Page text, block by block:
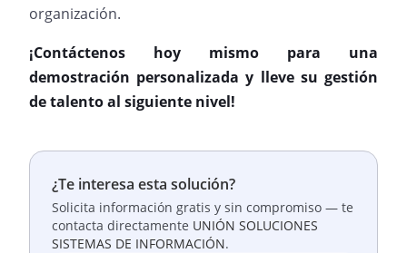
organización.
¡Contáctenos hoy mismo para una
demostración personalizada y lleve su gestión
de talento al siguiente nivel!
¿Te interesa esta solución?
Solicita información gratis y sin compromiso — te
contacta directamente UNIÓN SOLUCIONES
SISTEMAS DE INFORMACIÓN.